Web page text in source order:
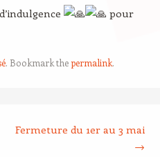
pour
. Bookmark thepermalink.
Fermeture du 1er au 3 mai
→